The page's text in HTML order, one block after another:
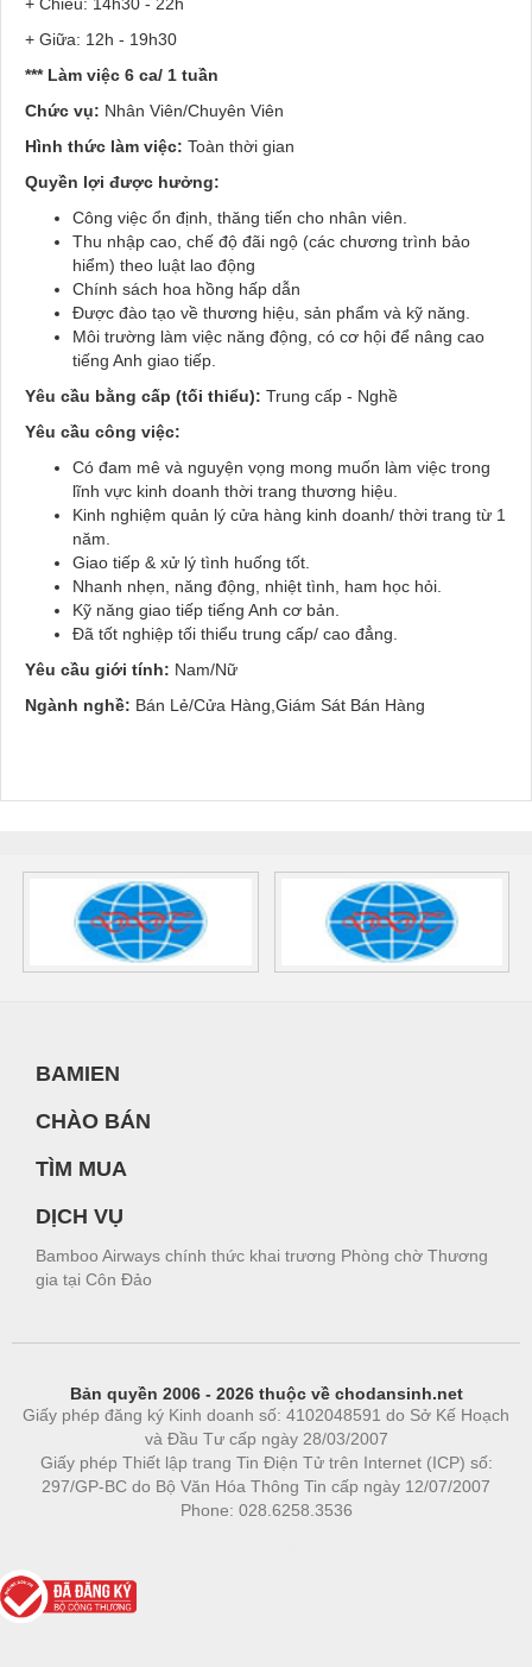
+ Giữa: 12h - 19h30
*** Làm việc 6 ca/ 1 tuần
Chức vụ: Nhân Viên/Chuyên Viên
Hình thức làm việc: Toàn thời gian
Quyền lợi được hưởng:
Công việc ổn định, thăng tiến cho nhân viên.
Thu nhập cao, chế độ đãi ngộ (các chương trình bảo
hiểm) theo luật lao động
Chính sách hoa hồng hấp dẫn
Được đào tạo về thương hiệu, sản phẩm và kỹ năng.
Môi trường làm việc năng động, có cơ hội để nâng cao
tiếng Anh giao tiếp.
Yêu cầu bằng cấp (tối thiểu): Trung cấp - Nghề
Yêu cầu công việc:
Có đam mê và nguyện vọng mong muốn làm việc trong
lĩnh vực kinh doanh thời trang thương hiệu.
Kinh nghiệm quản lý cửa hàng kinh doanh/ thời trang từ 1
năm.
Giao tiếp & xử lý tình huống tốt.
Nhanh nhẹn, năng động, nhiệt tình, ham học hỏi.
Kỹ năng giao tiếp tiếng Anh cơ bản.
Đã tốt nghiệp tối thiểu trung cấp/ cao đẳng.
Yêu cầu giới tính: Nam/Nữ
Ngành nghề: Bán Lẻ/Cửa Hàng,Giám Sát Bán Hàng
BAMIEN
CHÀO BÁN
TÌM MUA
DỊCH VỤ
Bamboo Airways chính thức khai trương Phòng chờ Thương
gia tại Côn Đảo
Bản quyền 2006 - 2026 thuộc về chodansinh.net
Giấy phép đăng ký Kinh doanh số: 4102048591 do Sở Kế Hoạch
và Đầu Tư cấp ngày 28/03/2007
Giấy phép Thiết lập trang Tin Điện Tử trên Internet (ICP) số:
297/GP-BC do Bộ Văn Hóa Thông Tin cấp ngày 12/07/2007
Phone: 028.6258.3536